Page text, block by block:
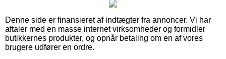
Denne side er finansieret af indtægter fra annoncer. Vi har
aftaler med en masse internet virksomheder og formidler
butikkernes produkter, og opnår betaling om en af vores
brugere udfører en ordre.